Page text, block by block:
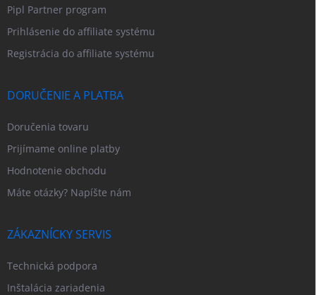
Pipl Partner program
Prihlásenie do affiliate systému
Registrácia do affiliate systému
DORUČENIE A PLATBA
Doručenia tovaru
Prijímame online platby
Hodnotenie obchodu
Máte otázky? Napíšte nám
ZÁKAZNÍCKY SERVIS
Technická podpora
Inštalácia zariadenia